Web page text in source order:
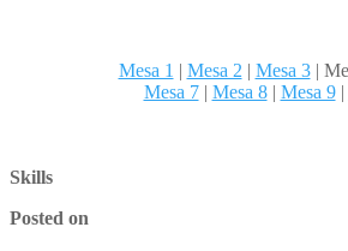
Mesa 1 | Mesa 2 | Mesa 3|
Mesa 7| Mesa 8| Mesa 9|
Skills
Posted on